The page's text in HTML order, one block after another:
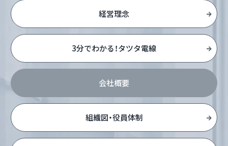
経営理念
3分でわかる！タツタ電線
会社概要
組織図・役員体制